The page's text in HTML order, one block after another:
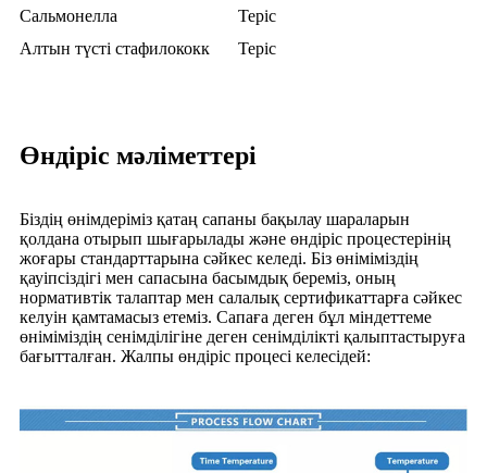
Сальмонелла
Теріс
Алтын түсті стафилококк
Теріс
Өндіріс мәліметтері
Біздің өнімдеріміз қатаң сапаны бақылау шараларын
қолдана отырып шығарылады және өндіріс процестерінің
жоғары стандарттарына сәйкес келеді. Біз өніміміздің
қауіпсіздігі мен сапасына басымдық береміз, оның
нормативтік талаптар мен салалық сертификаттарға сәйкес
келуін қамтамасыз етеміз. Сапаға деген бұл міндеттеме
өніміміздің сенімділігіне деген сенімділікті қалыптастыруға
бағытталған. Жалпы өндіріс процесі келесідей: